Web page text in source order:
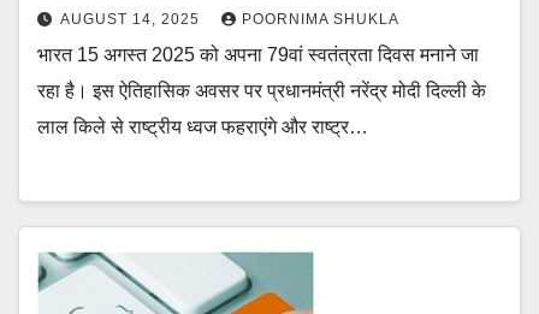
AUGUST 14, 2025 POORNIMA SHUKLA
भारत 15 अगस्त 2025 को अपना 79वां स्वतंत्रता दिवस मनाने जा
रहा है। इस ऐतिहासिक अवसर पर प्रधानमंत्री नरेंद्र मोदी दिल्ली के
लाल किले से राष्ट्रीय ध्वज फहराएंगे और राष्ट्र…